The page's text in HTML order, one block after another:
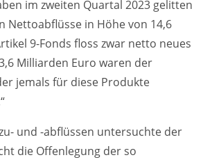
im zweiten Quartal 2023 gelitten
Nettoabflüsse in Höhe von 14,6
9-Fonds floss zwar netto neues
Milliarden Euro waren der
jemals für diese Produkte
und -abflüssen untersuchte der
die Offenlegung der so